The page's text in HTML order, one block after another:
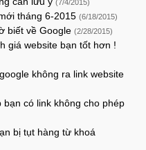
(7/4/2015)
tháng 6-2015 (6/18/2015)
biết về Google (2/28/2015)
giá website bạn tốt hơn !
không ra link website
có link không cho phép
bị tụt hàng từ khoá